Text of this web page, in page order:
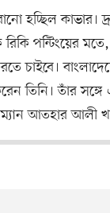
হচ্ছিল কাভার।
পন্টিংয়ের মতে,
চাইবে।
তিনি। তাঁর
আতহার আলী